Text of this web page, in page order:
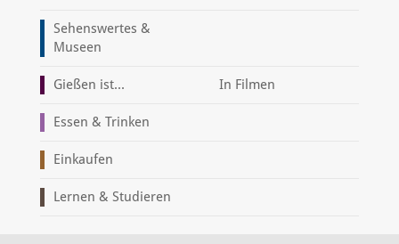
Sehenswertes &
Museen
Gießen ist... In Filmen
Essen & Trinken
Einkaufen
Lernen & Studieren